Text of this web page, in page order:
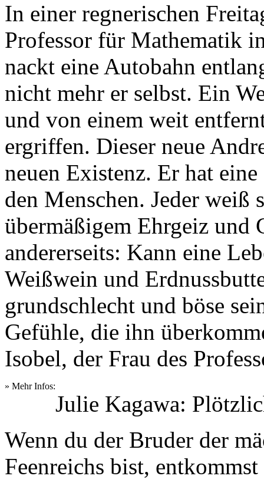
In einer regnerischen
Professor für Mathematik
nackt eine Autobahn
nicht mehr er selbst. Ein
und von einem weit
ergriffen. Dieser neue
neuen Existenz. Er hat
den Menschen. Jeder weiß
übermäßigem Ehrgeiz und
andererseits: Kann eine
Weißwein und
grundschlecht und böse
Gefühle, die ihn
Isobel, der Frau des
» Mehr Infos:
Julie Kagawa:
Wenn du der Bruder der
Feenreichs bist,